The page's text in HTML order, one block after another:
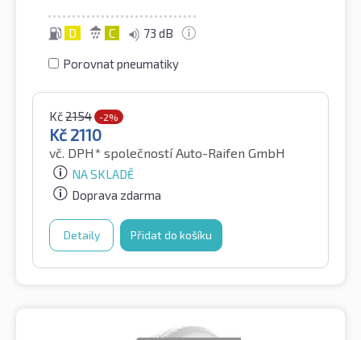
D C 73 dB
Porovnat pneumatiky
Kč2154 -2%
Kč 2110
vč. DPH* společností Auto-Raifen GmbH
NA SKLADĚ
Doprava zdarma
Detaily Přidat do košíku